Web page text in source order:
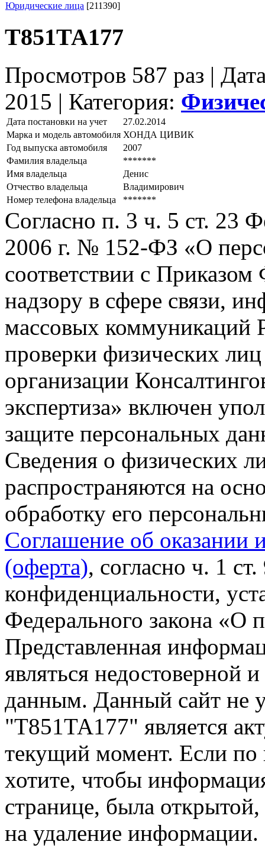
Юридические лица [211390]
Т851ТА177
Просмотров 587 раз |
2015 | Категория:
Дата постановки на учет
27.02.2014
Марка и модель автомобиля ХОНДА ЦИВИК
Год выпуска автомобиля
2007
Фамилия владельца
*******
Имя владельца
Денис
Отчество владельца
Владимирович
Номер телефона владельца
*******
Согласно п. 3 ч. 5 ст. 23
2006 г. № 152-ФЗ «О
соответствии с
надзору в сфере связи,
массовых коммуникаций
проверки физических
организации
экспертиза» включен
защите персональных
Сведения о физических
распространяются на
обработку его
Соглашение об оказании
(оферта), согласно ч. 1
конфиденциальности,
Федерального закона «О
Представленная
являться недостоверной
данным. Данный сайт не
"Т851ТА177" является
текущий момент. Если
хотите, чтобы
странице, была открытой,
на удаление информации.